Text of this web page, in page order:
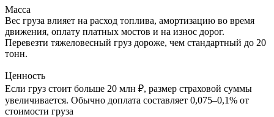
Масса
Вес груза влияет на расход топлива, амортизацию во время
движения, оплату платных мостов и на износ дорог.
Перевезти тяжеловесный груз дороже, чем стандартный до 20
тонн.
Ценность
Если груз стоит больше 20 млн ₽, размер страховой суммы
увеличивается. Обычно доплата составляет 0,075–0,1% от
стоимости груза